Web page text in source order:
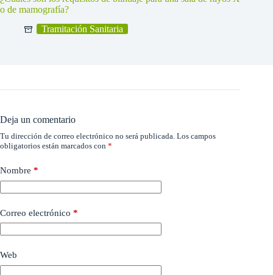
o de mamografía?
Tramitación Sanitaria
Deja un comentario
Tu dirección de correo electrónico no será publicada. Los campos
obligatorios están marcados con *
Nombre *
Correo electrónico *
Web